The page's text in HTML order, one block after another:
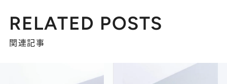
RELATED POSTS
関連記事